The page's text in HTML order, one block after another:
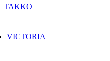
TAKKO
VICTORIA